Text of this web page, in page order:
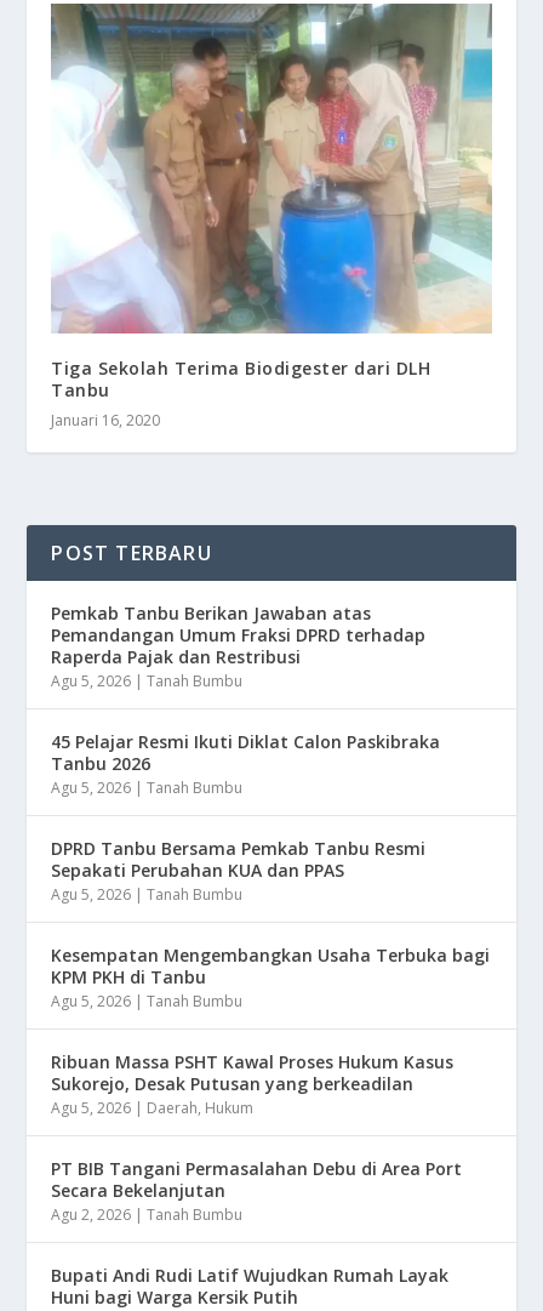
Tiga Sekolah Terima Biodigester dari DLH
Tanbu
Januari 16, 2020
POST TERBARU
Pemkab Tanbu Berikan Jawaban atas
Pemandangan Umum Fraksi DPRD terhadap
Raperda Pajak dan Restribusi
Agu 5, 2026 |Tanah Bumbu
45 Pelajar Resmi Ikuti Diklat Calon Paskibraka
Tanbu 2026
Agu 5, 2026 |Tanah Bumbu
DPRD Tanbu Bersama Pemkab Tanbu Resmi
Sepakati Perubahan KUA dan PPAS
Agu 5, 2026 |Tanah Bumbu
Kesempatan Mengembangkan Usaha Terbuka bagi
KPM PKH di Tanbu
Agu 5, 2026 |Tanah Bumbu
Ribuan Massa PSHT Kawal Proses Hukum Kasus
Sukorejo, Desak Putusan yang berkeadilan
Agu 5, 2026 | Daerah, Hukum
PT BIB Tangani Permasalahan Debu di Area Port
Secara Bekelanjutan
Agu 2, 2026 |Tanah Bumbu
Bupati Andi Rudi Latif Wujudkan Rumah Layak
Huni bagi Warga Kersik Putih